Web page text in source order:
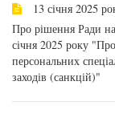
13 січня 2025
Про рішення Ради
січня 2025 року
персональних
заходів (санкцій)"